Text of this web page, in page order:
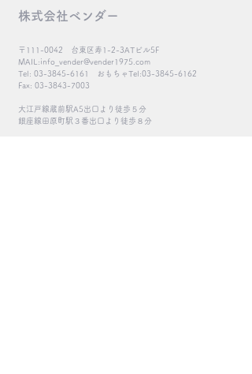
株式会社ベンダー
〒111-0042 台東区寿1-2-3ATビル5F
MAIL: info_vender@vender1975.com
Tel: 03-3845-6161 おもちゃTel:03-3845-6162
Fax: 03-3843-7003
大江戸線蔵前駅A5出口より徒歩５分
​銀座線田原町駅３番出口より徒歩８分